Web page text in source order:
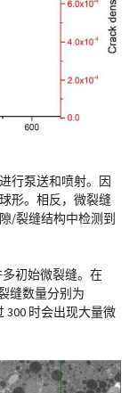
行泵送和喷射。因
形。相反，微裂缝
/裂缝结构中检测到
多初始微裂缝。在
缝数量分别为
300 时会出现大量微